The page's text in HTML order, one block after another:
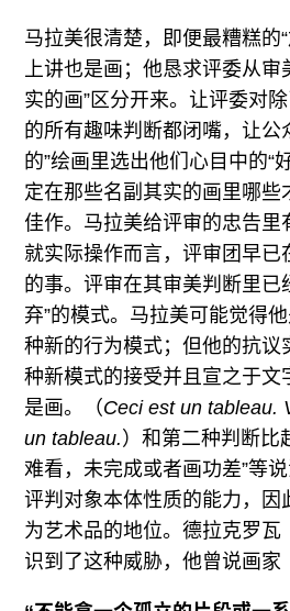
马拉美很清楚，即便最糟糕的
上讲也是画；他恳求评委从审
实的画”区分开来。让评委对
的所有趣味判断都闭嘴，让公
的”绘画里选出他们心目中的“
定在那些名副其实的画里哪些
佳作。马拉美给评审的忠告里
就实际操作而言，评审团早已
的事。评审在其审美判断里已
弃”的模式。马拉美可能觉得
种新的行为模式；但他的抗议
种新模式的接受并且宣之于文
是画。（Ceci est un tableau.
un tableau. ）和第二种判断比
难看，未完成或者画功差”等
评判对象本体性质的能力，因
为艺术品的地位。德拉克罗瓦
识到了这种威胁，他曾说画家